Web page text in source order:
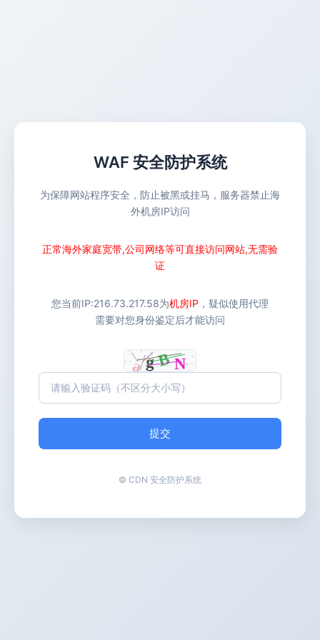
WAF 安全防护系统
为保障网站程序安全，防止被黑或挂马，服务器禁止海
外机房IP访问
正常海外家庭宽带,公司网络等可直接访问网站,无需验
证
您当前IP:216.73.217.58为机房IP ，疑似使用代理
需要对您身份鉴定后才能访问
提交
© CDN 安全防护系统